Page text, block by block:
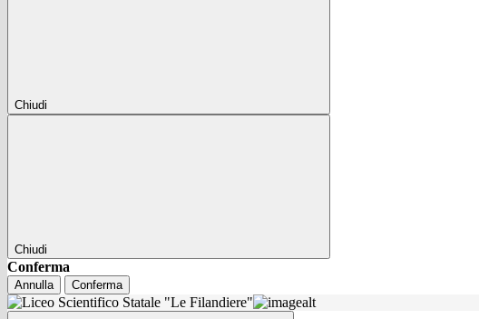
Chiudi
Chiudi
Conferma
Annulla Conferma